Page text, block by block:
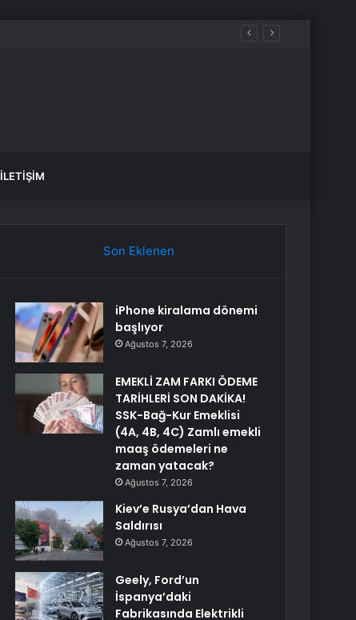
İLETIŞIM
Son Eklenen
iPhone kiralama dönemi
başlıyor
Ağustos 7, 2026
EMEKLİ ZAM FARKI ÖDEME
TARİHLERİ SON DAKİKA!
SSK-Bağ-Kur Emeklisi
(4A, 4B, 4C) Zamlı emekli
maaş ödemeleri ne
zaman yatacak?
Ağustos 7, 2026
Kiev’e Rusya’dan Hava
Saldırısı
Ağustos 7, 2026
Geely, Ford’un
İspanya’daki
Fabrikasında Elektrikli